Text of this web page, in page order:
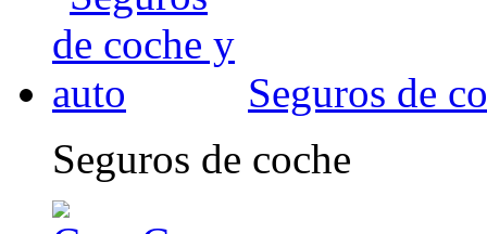
Seguros de
Seguros de coche